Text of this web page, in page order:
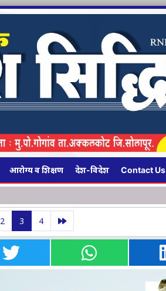
आरोग्य व शिक्षण देश-विदेश Contact Us
2 3 4